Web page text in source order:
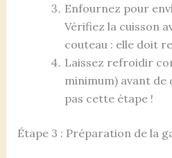
Enfournez pour
Vérifiez la cuisson
couteau : elle doit
Laissez refroidir
minimum) avant de
pas cette étape !
Étape 3 : Préparation de la